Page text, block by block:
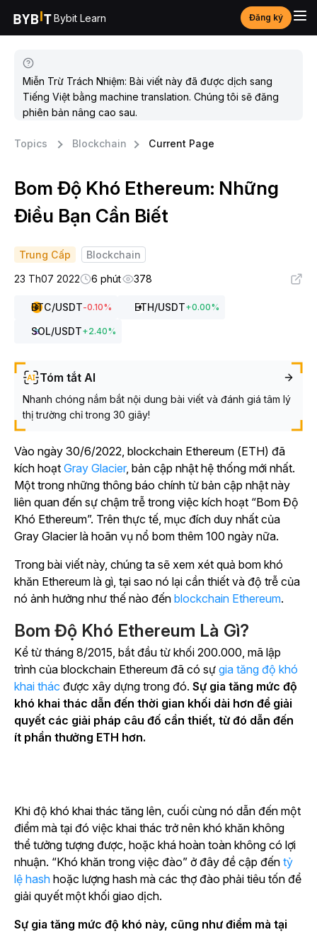
Bybit Learn Đăng ký
Miễn Trừ Trách Nhiệm: Bài viết này đã được dịch sang
Tiếng Việt bằng machine translation. Chúng tôi sẽ đăng
phiên bản nâng cao sau.
Topics Blockchain Current Page
Bom Độ Khó Ethereum: Những
Điều Bạn Cần Biết
Trung Cấp
Blockchain
23 Th07 2022
6 phút 378
BTC/USDT-0.10% ETH/USDT+0.00%
SOL/USDT+2.40%
Tóm tắt AI
Nhanh chóng nắm bắt nội dung bài viết và đánh giá tâm lý
thị trường chỉ trong 30 giây!
Vào ngày 30/6/2022, blockchain Ethereum (ETH) đã
kích hoạt Gray Glacier, bản cập nhật hệ thống mới nhất.
Một trong những thông báo chính từ bản cập nhật này
liên quan đến sự chậm trễ trong việc kích hoạt “Bom Độ
Khó Ethereum”. Trên thực tế, mục đích duy nhất của
Gray Glacier là hoãn vụ nổ bom thêm 100 ngày nữa.
Trong bài viết này, chúng ta sẽ xem xét quả bom khó
khăn Ethereum là gì, tại sao nó lại cần thiết và độ trễ của
nó ảnh hưởng như thế nào đến blockchain Ethereum.
Bom Độ Khó Ethereum Là Gì?
Kể từ tháng 8/2015, bắt đầu từ khối 200.000, mã lập
trình của blockchain Ethereum đã có sự gia tăng độ khó
khai thác được xây dựng trong đó. Sự gia tăng mức độ
khó khai thác dẫn đến thời gian khối dài hơn để giải
quyết các giải pháp câu đố cần thiết, từ đó dẫn đến
ít phần thưởng ETH hơn.
Khi độ khó khai thác tăng lên, cuối cùng nó dẫn đến một
điểm mà tại đó việc khai thác trở nên khó khăn không
thể tưởng tượng được, hoặc khá hoàn toàn không có lợi
nhuận. “Khó khăn trong việc đào” ở đây đề cập đến tỷ
lệ hash hoặc lượng hash mà các thợ đào phải tiêu tốn để
giải quyết một khối giao dịch.
Sự gia tăng mức độ khó này, cũng như điểm mà tại